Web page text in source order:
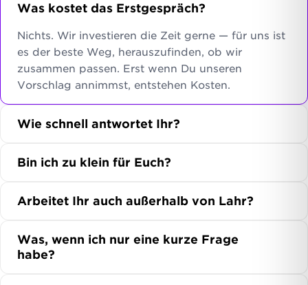
Was kostet das Erstgespräch?
Nichts. Wir investieren die Zeit gerne — für uns ist
es der beste Weg, herauszufinden, ob wir
zusammen passen. Erst wenn Du unseren
Vorschlag annimmst, entstehen Kosten.
Wie schnell antwortet Ihr?
Bin ich zu klein für Euch?
Arbeitet Ihr auch außerhalb von Lahr?
Was, wenn ich nur eine kurze Frage
habe?